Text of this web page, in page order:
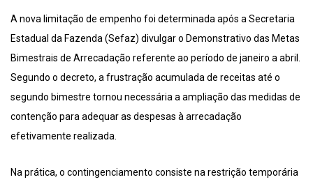
A nova limitação de empenho foi determinada após a Secretaria
Estadual da Fazenda (Sefaz) divulgar o Demonstrativo das Metas
Bimestrais de Arrecadação referente ao período de janeiro a abril.
Segundo o decreto, a frustração acumulada de receitas até o
segundo bimestre tornou necessária a ampliação das medidas de
contenção para adequar as despesas à arrecadação
efetivamente realizada.
Na prática, o contingenciamento consiste na restrição temporária